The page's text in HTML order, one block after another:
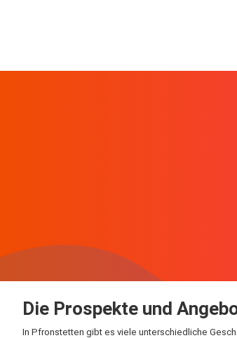
Die Prospekte und
In Pfronstetten gibt es viele unterschiedliche